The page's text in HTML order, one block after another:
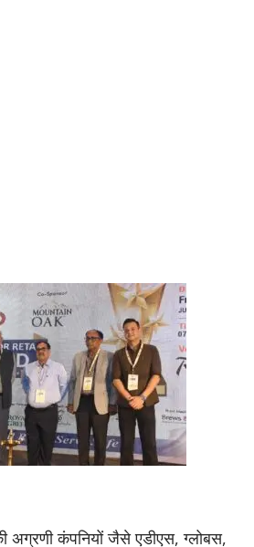
अग्रणी कंपनियों जैसे एडीएस, ग्लोबस,